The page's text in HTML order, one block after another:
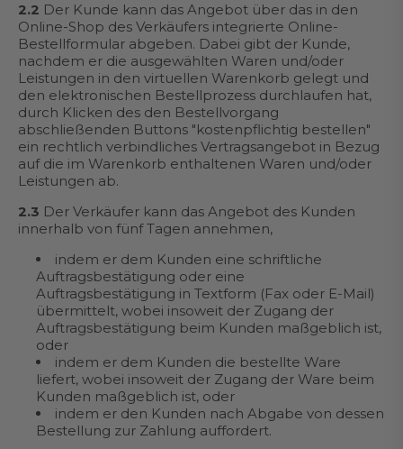
2.2 Der Kunde kann das Angebot über das in den
Online-Shop des Verkäufers integrierte Online-
Bestellformular abgeben. Dabei gibt der Kunde,
nachdem er die ausgewählten Waren und/oder
Leistungen in den virtuellen Warenkorb gelegt und
den elektronischen Bestellprozess durchlaufen hat,
durch Klicken des den Bestellvorgang
abschließenden Buttons "kostenpflichtig bestellen"
ein rechtlich verbindliches Vertragsangebot in Bezug
auf die im Warenkorb enthaltenen Waren und/oder
Leistungen ab.
2.3 Der Verkäufer kann das Angebot des Kunden
innerhalb von fünf Tagen annehmen,
indem er dem Kunden eine schriftliche
Auftragsbestätigung oder eine
Auftragsbestätigung in Textform (Fax oder E-Mail)
übermittelt, wobei insoweit der Zugang der
Auftragsbestätigung beim Kunden maßgeblich ist,
oder
indem er dem Kunden die bestellte Ware
liefert, wobei insoweit der Zugang der Ware beim
Kunden maßgeblich ist, oder
indem er den Kunden nach Abgabe von dessen
Bestellung zur Zahlung auffordert.